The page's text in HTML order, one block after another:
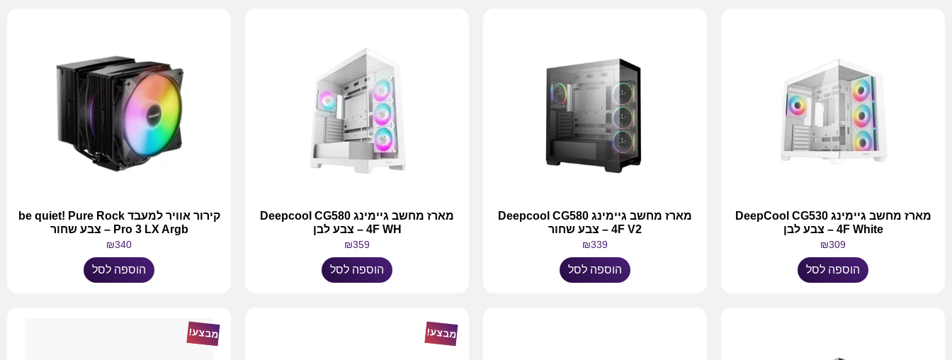
מארז מחשב גיימינג DeepCool CG530
4F White – צבע לבן
₪309
הוספה לסל
מארז מחשב גיימינג Deepcool CG580
4F V2 – צבע שחור
₪339
הוספה לסל
מארז מחשב גיימינג Deepcool CG580
4F WH – צבע לבן
₪359
הוספה לסל
קירור אוויר למעבד be quiet! Pure Rock
Pro 3 LX Argb – צבע שחור
₪340
הוספה לסל
מבצע! מבצע!